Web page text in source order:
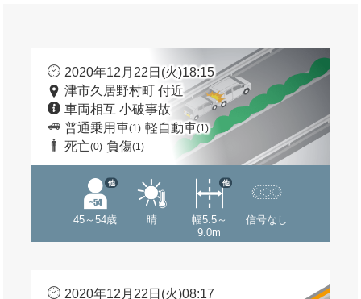
2020年12月22日(火)18:15
津市久居野村町 付近
車両相互 小破事故
普通乗用車(1) 軽自動車(1)
死亡(0) 負傷(1)
45～54歳
他
晴
幅5.5～
9.0m
他
信号なし
2020年12月22日(火)08:17